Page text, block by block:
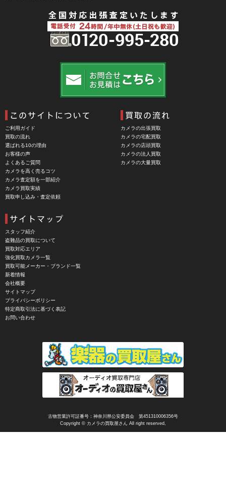
Bolsey（ボルシー）
BRAUN（ブラウン）
BUFFALO（バッファロー）
Cam Caddie（カムキャディ）
Carhartt（カーハート）
Carl Zeiss Jena（カールツアイスイエナ）
CASIO（カシオ）
CBL Lens（シービーエル）
CHINON（チノン）
CHIYOCA 千代田商会（ちよだしょうかい）
CIESTA（シエスタ）
Cineroid（シネロイド）
CINEVATE （シネベート）
CIRO （シロ）
CLARUS（クラルス）
Clay Smith（クレイスミス）
COMET（コメット）
Corfield（コーフィールド）
COSINA（コシナ）
COSMOS（コスモスインターナショナル）
COTTA（コッタ）
CRECIA（クレシア）
ご利用ガイド
買取の流れ
選ばれる10の理由
お客様の声
よくあるご質問
カメラを高く売るコツ
カメラ査定額を一部紹介
カメラ買取実績
買取申し込み・査定依頼
カメラの出張買取
カメラの宅配買取
カメラの店頭買取
カメラの法人買取
カメラの大量買取
スタッフ紹介
盗難品の買取について
買取対応エリア
強化買取カメラ一覧
買取可能メーカー・ブランド一覧
新着情報
会社概要
サイトマップ
プライバシーポリシー
特定商取引法に基づく表記
お問い合わせ
古物営業許可証番号：神奈川県公安委員会 第451310006356号
Copyright © カメラの買取屋さん All right reserved,